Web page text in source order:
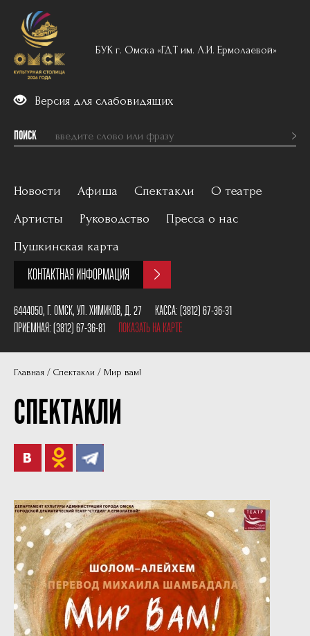
БУК г. Омска «ГДТ им. Л.И. Ермолаевой»
Версия для слабовидящих
ПОИСК
Новости Афиша Спектакли
Вечерний репертуар
Пушкинская карта
О театре
История
Наши партнеры
Артисты Руководство
Пресса о нас
Пушкинская карта
КОНТАКТНАЯ ИНФОРМАЦИЯ
6444050, Г. ОМСК, УЛ. ХИМИКОВ, Д. 27 КАССА:(3812) 67-36-31
ПРИЕМНАЯ:(3812) 67-36-81 ПОКАЗАТЬ НА КАРТЕ
Главная Спектакли Мир вам!
СПЕКТАКЛИ